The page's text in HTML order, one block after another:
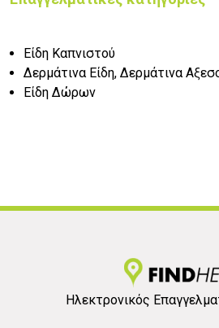
Είδη Καπνιστού
Δερμάτινα Είδη, Δερμάτινα
Είδη Δώρων
Ηλεκτρονικός